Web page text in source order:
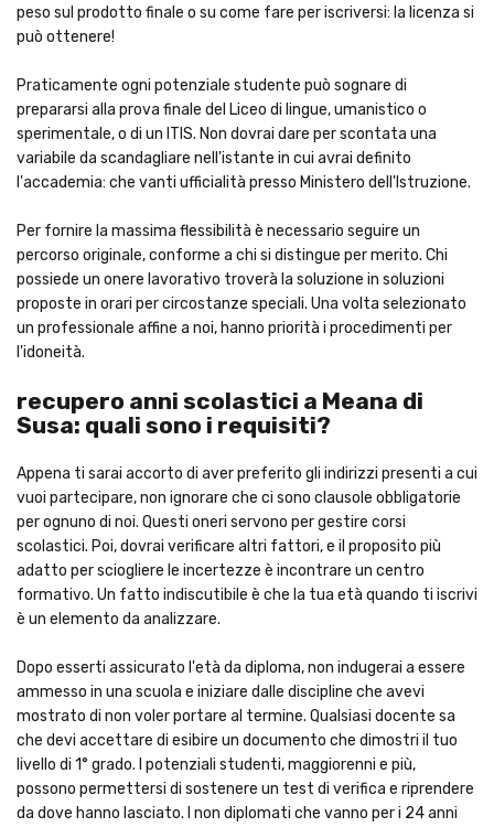
peso sul prodotto finale o su come fare per iscriversi: la licenza si
può ottenere!
Praticamente ogni potenziale studente può sognare di
prepararsi alla prova finale del Liceo di lingue, umanistico o
sperimentale, o di un ITIS. Non dovrai dare per scontata una
variabile da scandagliare nell'istante in cui avrai definito
l'accademia: che vanti ufficialità presso Ministero dell'Istruzione.
Per fornire la massima flessibilità è necessario seguire un
percorso originale, conforme a chi si distingue per merito. Chi
possiede un onere lavorativo troverà la soluzione in soluzioni
proposte in orari per circostanze speciali. Una volta selezionato
un professionale affine a noi, hanno priorità i procedimenti per
l'idoneità.
recupero anni scolastici a Meana di
Susa: quali sono i requisiti?
Appena ti sarai accorto di aver preferito gli indirizzi presenti a cui
vuoi partecipare, non ignorare che ci sono clausole obbligatorie
per ognuno di noi. Questi oneri servono per gestire corsi
scolastici. Poi, dovrai verificare altri fattori, e il proposito più
adatto per sciogliere le incertezze è incontrare un centro
formativo. Un fatto indiscutibile è che la tua età quando ti iscrivi
è un elemento da analizzare.
Dopo esserti assicurato l'età da diploma, non indugerai a essere
ammesso in una scuola e iniziare dalle discipline che avevi
mostrato di non voler portare al termine. Qualsiasi docente sa
che devi accettare di esibire un documento che dimostri il tuo
livello di 1° grado. I potenziali studenti, maggiorenni e più,
possono permettersi di sostenere un test di verifica e riprendere
da dove hanno lasciato. I non diplomati che vanno per i 24 anni